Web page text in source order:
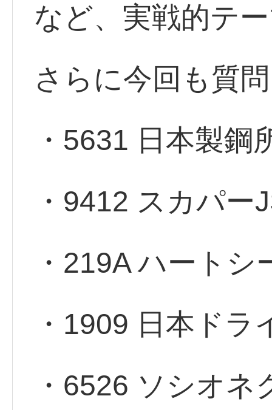
など、実戦的テ
さらに今回も質
・5631 日本製鋼
・9412 スカパー
・219A ハートシ
・1909 日本ドラ
・6526 ソシオネ